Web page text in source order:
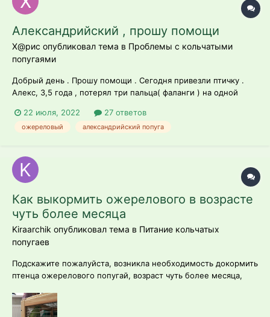
Александрийский , прошу помощи
Х@рис опубликовал тема в Проблемы с кольчатыми
попугаями
Добрый день . Прошу помощи . Сегодня привезли птичку .
Алекс, 3,5 года , потерял три пальца( фаланги ) на одной
лез наверх бывший хозяин сказал что он у него сидел на
минеральной жёрдочке она толще , завтра попытаюсь купи...
22 июля, 2022 27 ответов
ожереловый александрийский попуга
Как выкормить ожерелового в возрасте
чуть более месяца
Kiraarchik опубликовал тема в Питание кольчатых
попугаев
Подскажите пожалуйста, возникла необходимость докормить
птенца ожерелового попугай, возраст чуть более месяца,
испытывает стресс, боится рук, пытается убежать, половину
корма из шприца выталкивает обратно, кушать сам не